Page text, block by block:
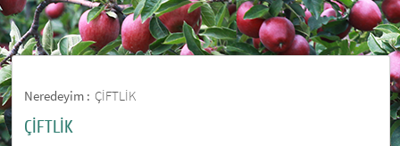
Neredeyim : ÇİFTLİK
ÇİFTLİK